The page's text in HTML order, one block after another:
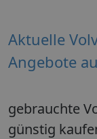
Aktuelle
Angebote
gebrauchte
günstig